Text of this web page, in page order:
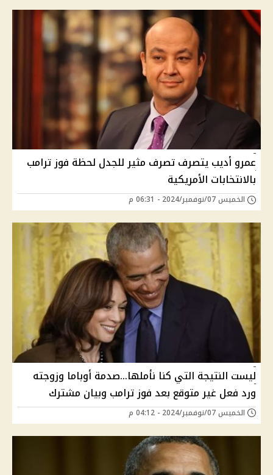
عمرو أديب يتصرف تصرف مثير للجدل لحظة فوز ترامب
بالانتخابات الأمريكية
الخميس 07/نوفمبر/2024 - 06:31 م
ليست النتيجة التي كنا نأملها...صدمة أوباما وزوجته
ورد فعل غير متوقع بعد فوز ترامب وبيان مشترك
الخميس 07/نوفمبر/2024 - 04:12 م